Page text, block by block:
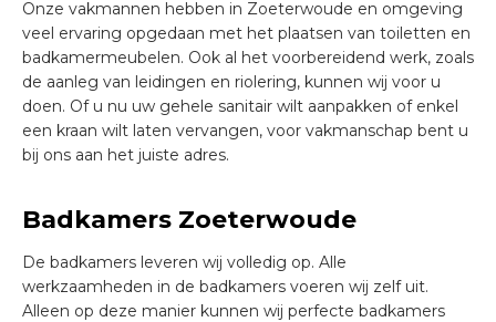
Onze vakmannen hebben in Zoeterwoude en omgeving
veel ervaring opgedaan met het plaatsen van toiletten en
badkamermeubelen. Ook al het voorbereidend werk, zoals
de aanleg van leidingen en riolering, kunnen wij voor u
doen. Of u nu uw gehele sanitair wilt aanpakken of enkel
een kraan wilt laten vervangen, voor vakmanschap bent u
bij ons aan het juiste adres.
Badkamers Zoeterwoude
De badkamers leveren wij volledig op. Alle
werkzaamheden in de badkamers voeren wij zelf uit.
Alleen op deze manier kunnen wij perfecte badkamers